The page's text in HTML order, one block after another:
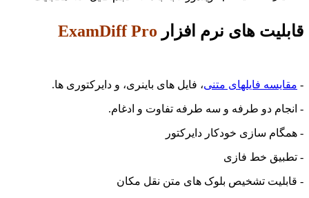
های نرم افزارExamDiff Pro
فایلهای متنی ، فایل های باینری، و دایرکتوری ها.
دو طرفه و سه طرفه تفاوت و ادغام.
سازی خودکار دایرکتور
خط فازی
تشخیص بلوک های متن نقل مکان